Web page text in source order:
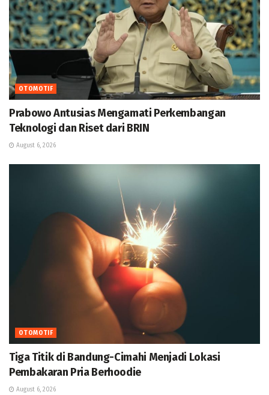
OTOMOTIF
Prabowo Antusias Mengamati Perkembangan
Teknologi dan Riset dari BRIN
August 6, 2026
OTOMOTIF
Tiga Titik di Bandung-Cimahi Menjadi Lokasi
Pembakaran Pria Berhoodie
August 6, 2026